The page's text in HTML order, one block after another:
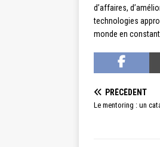
d’affaires,
technologies
monde en
PRÉCÉDENT
Le mentoring : un